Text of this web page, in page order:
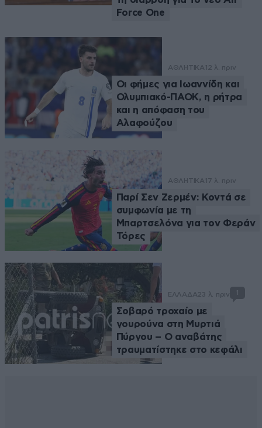
Force One
ΑΘΛΗΤΙΚΑ 12 λ. πριν
Οι φήμες για Ιωαννίδη και
Ολυμπιακό-ΠΑΟΚ, η ρήτρα
και η απόφαση του
Αλαφούζου
ΑΘΛΗΤΙΚΑ 17 λ. πριν
Παρί Σεν Ζερμέν: Κοντά σε
συμφωνία με τη
Μπαρτσελόνα για τον Φεράν
Τόρες
ΕΛΛΑΔΑ23 λ. πριν 1
Σοβαρό τροχαίο με
γουρούνα στη Μυρτιά
Πύργου – Ο αναβάτης
τραυματίστηκε στο κεφάλι